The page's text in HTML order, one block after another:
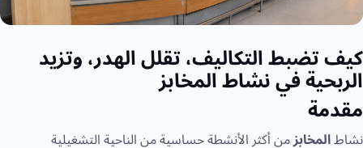
كيف تضبط التكاليف، تقلل الهدر، وتزيد
الربحية في نشاط المخابز
مقدمة
نشاطالمخابزمن أكثر الأنشطة حساسية من الناحية التشغيلية